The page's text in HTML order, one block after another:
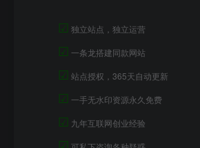
☑ 独立站点，独立运营
☑ 一条龙搭建同款网站
☑ 站点授权，365天自动更新
☑ 一手无水印资源永久免费
☑ 九年互联网创业经验
☑